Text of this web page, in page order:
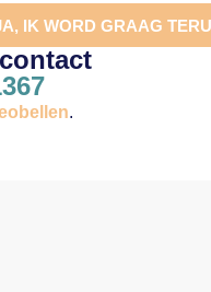
IK WORD GRAAG
.